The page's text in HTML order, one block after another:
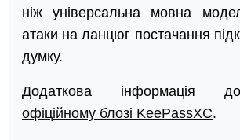
ніж універсальна мовна
атаки на ланцюг постачання
думку.
Додаткова інформація
офіційному блозі KeePassXC.